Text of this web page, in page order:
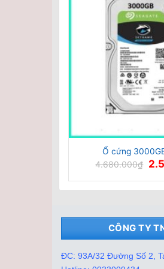
Ổ cứng
4.680.000₫ Giá
gốc
là:
CÔNG TY
ĐC: 93A/32 Đường Số 2,